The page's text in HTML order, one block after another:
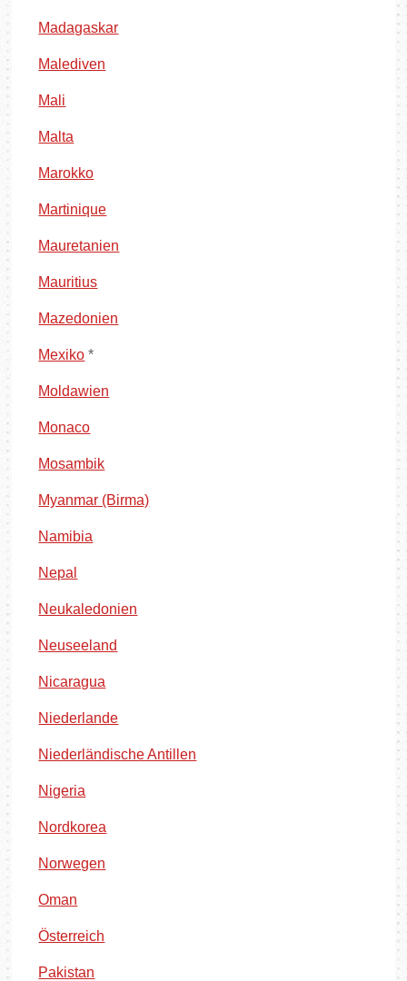
Madagaskar
Malediven
Mali
Malta
Marokko
Martinique
Mauretanien
Mauritius
Mazedonien
Mexiko *
Moldawien
Monaco
Mosambik
Myanmar (Birma)
Namibia
Nepal
Neukaledonien
Neuseeland
Nicaragua
Niederlande
Niederländische Antillen
Nigeria
Nordkorea
Norwegen
Oman
Österreich
Pakistan